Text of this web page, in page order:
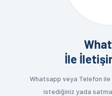
İle
Whatsapp veya Telefon ile
istediğiniz yada